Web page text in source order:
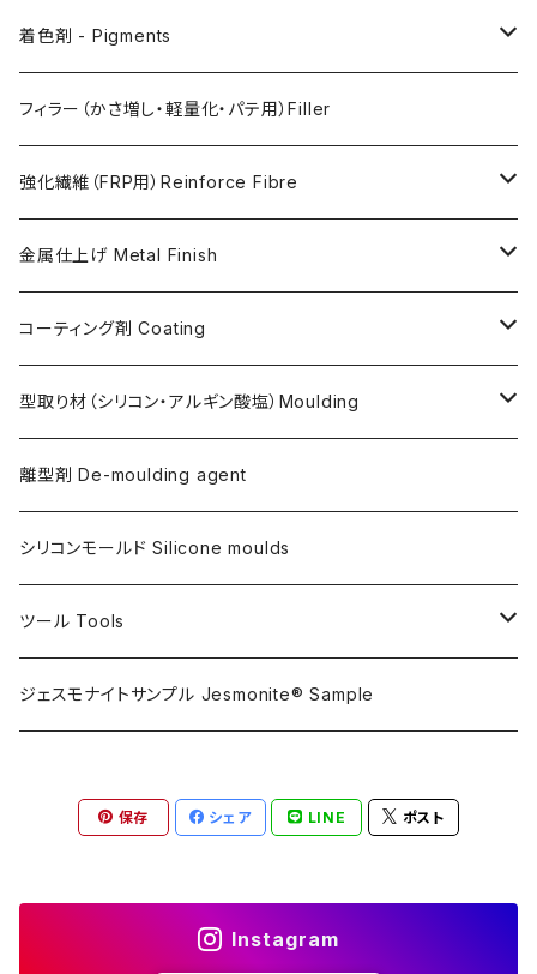
AC730
FLEX METAL
Retarder（硬化遅延剤）
Thixotrope for AC100（増粘・タレ止め剤）
Softener for AC730 (粘度低下剤)
着色剤 - Pigments
Jesmonite製Pigments
日本製Pigments
フィラー（かさ増し・軽量化・パテ用）Filler
強化繊維（FRP用）Reinforce Fibre
ガラス繊維 AC100用
ガラス繊維 AC730用
天然繊維 AC100/AC730共用
金属仕上げ Metal Finish
Metal Filler (AC100用金属粉)・鉄粉
Flex Metal (AC730ベースの金属粉入り主材)
金属仕上げ副資材
コーティング剤 Coating
アクリリックシーラーAC100用
AQSコートAC100用
フレキシガードシーラーAC730用
ステインプルーフコートAC100/AC730両用
型取り材（シリコン・アルギン酸塩）Moulding
シリコン
アルギン酸塩（アルジネート）
離型剤 De-moulding agent
シリコンモールド Silicone moulds
ツール Tools
攪拌ブレード Mixing blade
刷毛 Brush
カップ Cup
ジェスモナイトサンプル Jesmonite® Sample
保存 シェア LINE ポスト
Instagram